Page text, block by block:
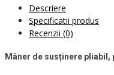
Descriere
Specificatii produs
Recenzii (0)
Mâner de susținere